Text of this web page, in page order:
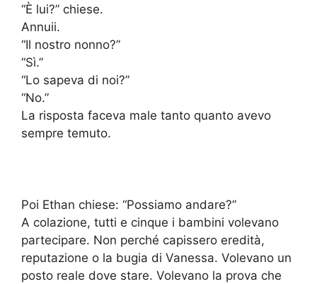
“È lui?” chiese.
Annuii.
“Il nostro nonno?”
“Sì.”
“Lo sapeva di noi?”
“No.”
La risposta faceva male tanto quanto avevo
sempre temuto.
Poi Ethan chiese: “Possiamo andare?”
A colazione, tutti e cinque i bambini volevano
partecipare. Non perché capissero eredità,
reputazione o la bugia di Vanessa. Volevano un
posto reale dove stare. Volevano la prova che